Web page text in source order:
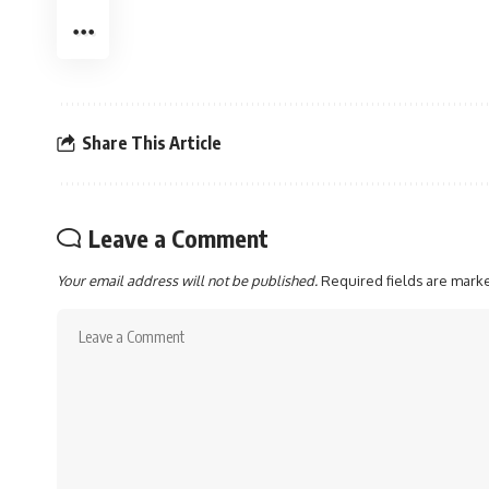
Share This Article
Leave a Comment
Your email address will not be published.Required fields are